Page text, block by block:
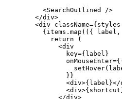
<SearchOutlined
/>
</div>
<div className={ styles
{ items . map ( ( { label ,
return
(
<
                key
={ label }
                onMouseEnter
={
setHover(
} }
<div>{ label }</
<div>{ shortcut
</div>